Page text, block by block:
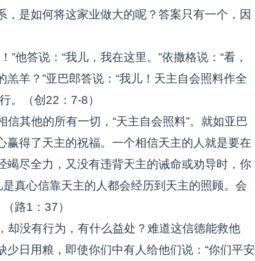
，是如何将这家业做大的呢？答案只有一个，因
他答说：“我儿，我在这里。”依撒格说：“看，
羊？”亚巴郎答说：“我儿！天主自会照料作全
。（创22：7-8）
其他的所有一切，“天主自会照料”。就如亚巴
赢得了天主的祝福。一个相信天主的人就是要在
尽全力，又没有违背天主的诫命或劝导时，你
真心信靠天主的人都会经历到天主的照顾。会
路1：37）
没有行为，有什么益处？难道这信德能救他
日用粮，即使你们中有人给他们说：“你们平安